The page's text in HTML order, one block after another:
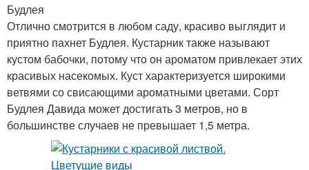
Будлея
Отлично смотрится в любом саду, красиво выглядит и
приятно пахнет Будлея. Кустарник также называют
кустом бабочки, потому что он ароматом привлекает этих
красивых насекомых. Куст характеризуется широкими
ветвями со свисающими ароматными цветами. Сорт
Будлея Давида может достигать 3 метров, но в
большинстве случаев не превышает 1,5 метра.